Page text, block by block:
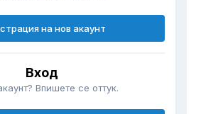
на нов акаунт
Вход
Впишете се оттук.